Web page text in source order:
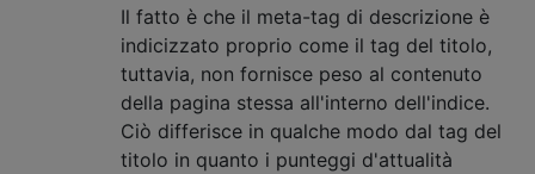
Il fatto è che il meta-tag di descrizione è
indicizzato proprio come il tag del titolo,
tuttavia, non fornisce peso al contenuto
della pagina stessa all'interno dell'indice.
Ciò differisce in qualche modo dal tag del
titolo in quanto i punteggi d'attualità